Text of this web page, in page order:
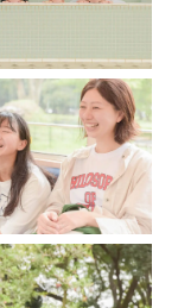
ご希望の場合は
ます。
私も撮影はいた
応しておりませ
応出来ません。